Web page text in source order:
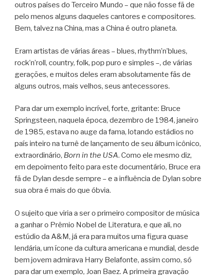
outros países do Terceiro Mundo – que não fosse fã de
pelo menos alguns daqueles cantores e compositores.
Bem, talvez na China, mas a China é outro planeta.
Eram artistas de várias áreas – blues, rhythm’n’blues,
rock’n’roll, country, folk, pop puro e simples –, de várias
gerações, e muitos deles eram absolutamente fãs de
alguns outros, mais velhos, seus antecessores.
Para dar um exemplo incrível, forte, gritante: Bruce
Springsteen, naquela época, dezembro de 1984, janeiro
de 1985, estava no auge da fama, lotando estádios no
país inteiro na turnê de lançamento de seu álbum icônico,
extraordinário, Born in the USA. Como ele mesmo diz,
em depoimento feito para este documentário, Bruce era
fã de Dylan desde sempre – e a influência de Dylan sobre
sua obra é mais do que óbvia.
O sujeito que viria a ser o primeiro compositor de música
a ganhar o Prêmio Nobel de Literatura, e que ali, no
estúdio da A&M, já era para muitos uma figura quase
lendária, um ícone da cultura americana e mundial, desde
bem jovem admirava Harry Belafonte, assim como, só
para dar um exemplo, Joan Baez. A primeira gravação